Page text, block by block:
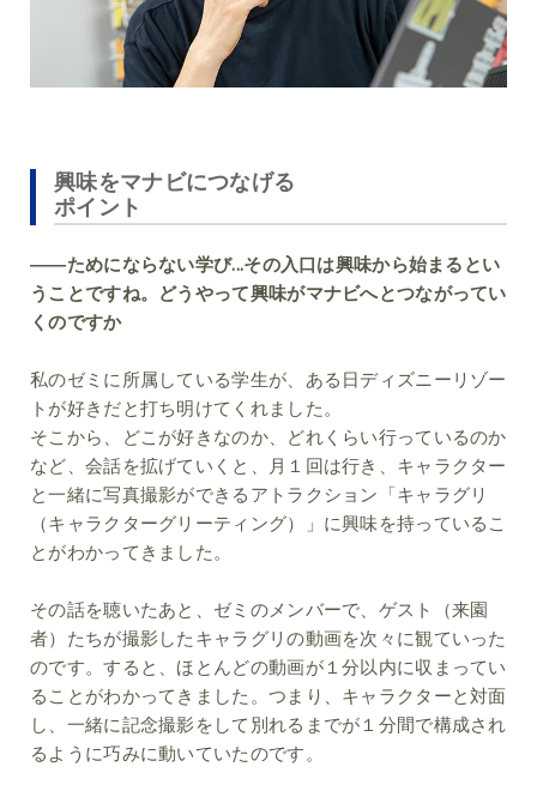
興味をマナビにつなげる
ポイント
――ためにならない学び...その入口は興味から始まるとい
うことですね。どうやって興味がマナビへとつながってい
くのですか
私のゼミに所属している学生が、ある日ディズニーリゾー
トが好きだと打ち明けてくれました。
そこから、どこが好きなのか、どれくらい行っているのか
など、会話を拡げていくと、月１回は行き、キャラクター
と一緒に写真撮影ができるアトラクション「キャラグリ
（キャラクターグリーティング）」に興味を持っているこ
とがわかってきました。
その話を聴いたあと、ゼミのメンバーで、ゲスト（来園
者）たちが撮影したキャラグリの動画を次々に観ていった
のです。すると、ほとんどの動画が１分以内に収まってい
ることがわかってきました。つまり、キャラクターと対面
し、一緒に記念撮影をして別れるまでが１分間で構成され
るように巧みに動いていたのです。